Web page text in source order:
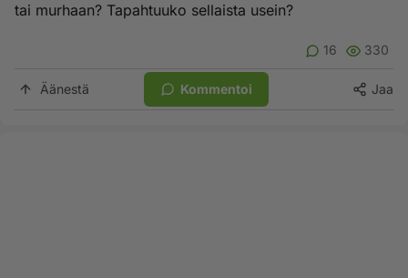
tai murhaan? Tapahtuuko sellaista usein?
16 330
Äänestä Kommentoi Jaa